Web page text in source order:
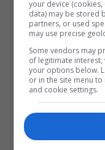
لساعتين ..
your device
data) may be stored
partners, or used
may use precise
Some vendors may
of legitimate
your options below.
or in the site menu
and cookie settings.